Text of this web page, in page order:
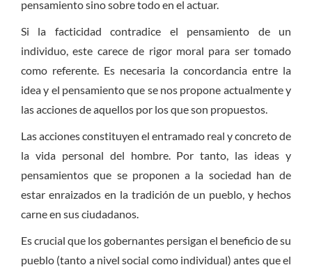
pensamiento sino sobre todo en el actuar.
Si la facticidad contradice el pensamiento de un
individuo, este carece de rigor moral para ser tomado
como referente. Es necesaria la concordancia entre la
idea y el pensamiento que se nos propone actualmente y
las acciones de aquellos por los que son propuestos.
Las acciones constituyen el entramado real y concreto de
la vida personal del hombre. Por tanto, las ideas y
pensamientos que se proponen a la sociedad han de
estar enraizados en la tradición de un pueblo, y hechos
carne en sus ciudadanos.
Es crucial que los gobernantes persigan el beneficio de su
pueblo (tanto a nivel social como individual) antes que el